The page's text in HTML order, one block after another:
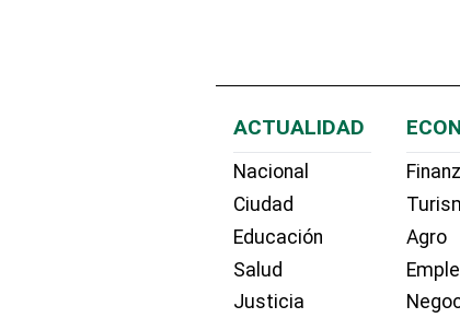
ACTUALIDAD
Nacional
Ciudad
Educación
Salud
Justicia
Agro